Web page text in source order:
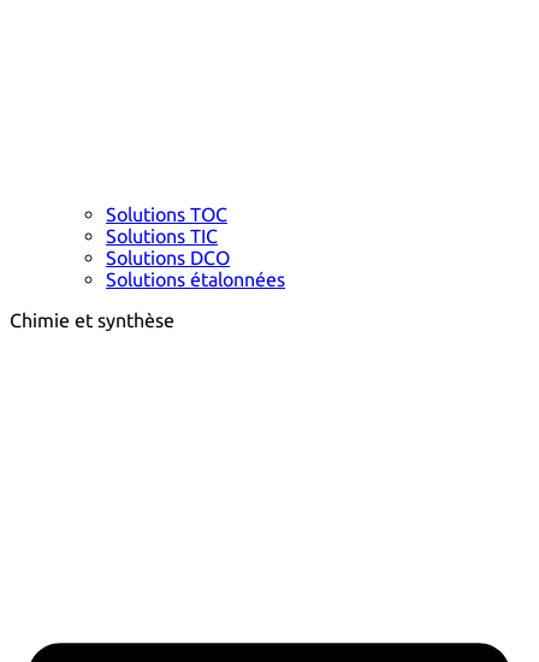
Solutions TOC
Solutions TIC
Solutions DCO
Solutions étalonnées
Chimie et synthèse